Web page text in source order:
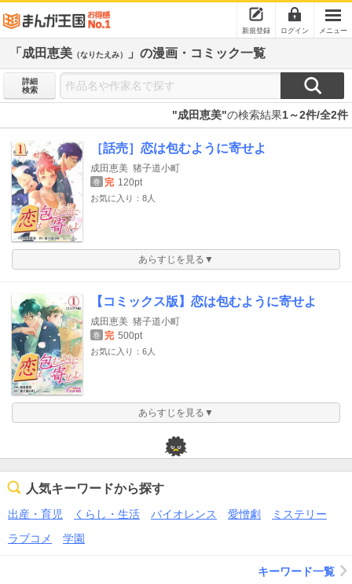
新規登録 ログイン メニュー
「成田恵美 （なりたえみ） 」の漫画・コミック一覧
詳細
検索
"成田恵美"の検索結果1～2件/全2件
［話売］恋は包むように寄せよ
成田恵美 猪子道小町
巻 完 120pt
お気に入り：8人
あらすじを見る▼
【コミックス版】恋は包むように寄せよ
成田恵美 猪子道小町
巻 完 500pt
お気に入り：6人
あらすじを見る▼
人気キーワードから探す
出産・育児 くらし・生活 バイオレンス 愛憎劇
ミステリー
ラブコメ
学園
キーワード一覧